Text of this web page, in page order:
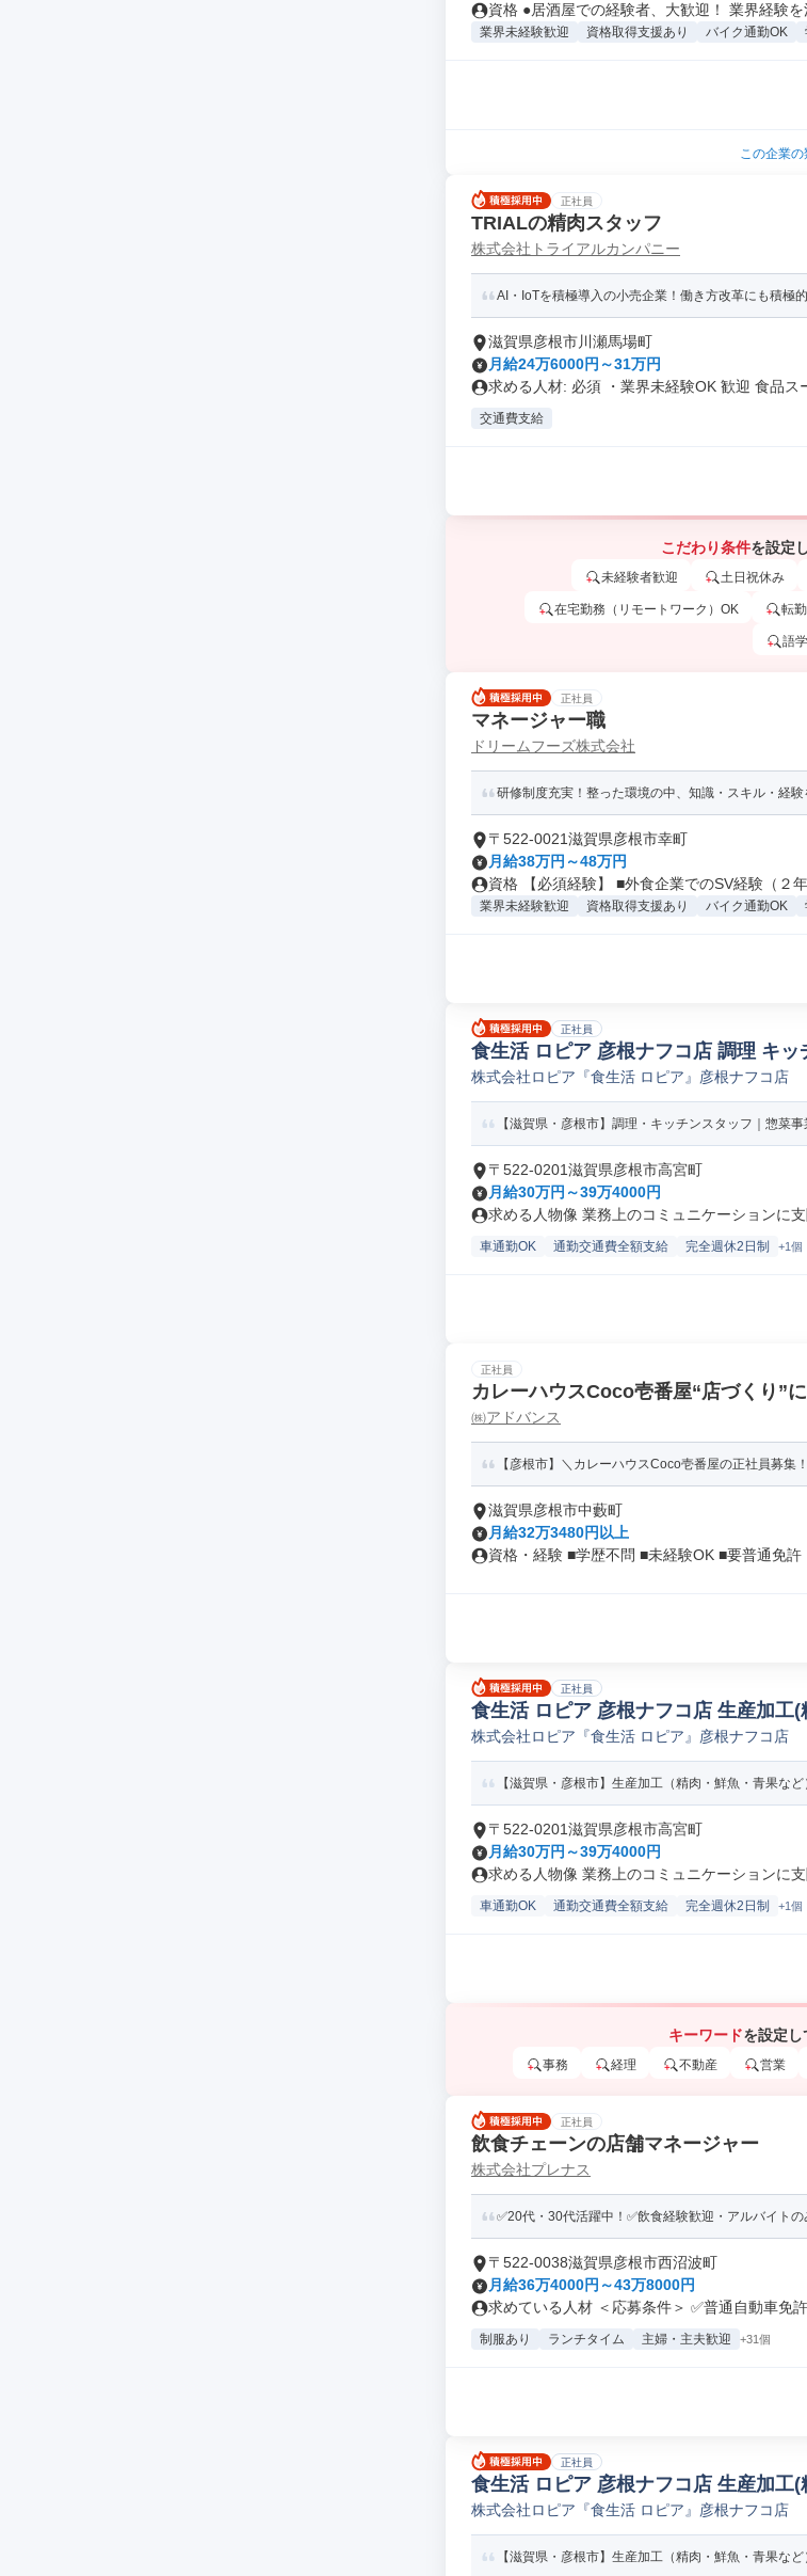
資格 ●居酒屋での経験者、大歓迎！ 業界経験を
業界未経験歓迎 資格取得支援あり バイク通勤OK
この企業
正社員
TRIALの精肉スタッフ
株式会社トライアルカンパニー
AI・IoTを積極導入の小売企業！働き方改革にも積極
滋賀県彦根市川瀬馬場町
月給24万6000円～31万円
求める人材: 必須 ・業界未経験OK 歓迎 食品ス
交通費支給
こだわり条件を設定
未経験者歓迎 土日祝休み
在宅勤務（リモートワーク）OK 転
語
正社員
マネージャー職
ドリームフーズ株式会社
研修制度充実！整った環境の中、知識・スキル・経
〒522-0021滋賀県彦根市幸町
月給38万円～48万円
資格 【必須経験】 ■外食企業でのSV経験（２
業界未経験歓迎 資格取得支援あり バイク通勤OK
正社員
食生活 ロピア 彦根ナフコ店 調理 キッ
株式会社ロピア『食生活 ロピア』彦根ナフコ店
【滋賀県・彦根市】調理・キッチンスタッフ｜惣菜
〒522-0201滋賀県彦根市高宮町
月給30万円～39万4000円
求める人物像 業務上のコミュニケーションに
車通勤OK 通勤交通費全額支給 完全週休2日制 +1個
正社員
カレーハウスCoco壱番屋“店づくり”
㈱アドバンス
【彦根市】＼カレーハウスCoco壱番屋の正社員募
滋賀県彦根市中藪町
月給32万3480円以上
資格・経験 ■学歴不問 ■未経験OK ■要普通免許
正社員
食生活 ロピア 彦根ナフコ店 生産加工
株式会社ロピア『食生活 ロピア』彦根ナフコ店
【滋賀県・彦根市】生産加工（精肉・鮮魚・青果な
〒522-0201滋賀県彦根市高宮町
月給30万円～39万4000円
求める人物像 業務上のコミュニケーションに
車通勤OK 通勤交通費全額支給 完全週休2日制 +1個
キーワードを設定し
事務 経理 不動産 営業
正社員
飲食チェーンの店舗マネージャー
株式会社プレナス
✅20代・30代活躍中！✅飲食経験歓迎・アルバイトの
〒522-0038滋賀県彦根市西沼波町
月給36万4000円～43万8000円
求めている人材 ＜応募条件＞ ✅普通自動車免
制服あり ランチタイム 主婦・主夫歓迎 +31個
正社員
食生活 ロピア 彦根ナフコ店 生産加工
株式会社ロピア『食生活 ロピア』彦根ナフコ店
【滋賀県・彦根市】生産加工（精肉・鮮魚・青果な